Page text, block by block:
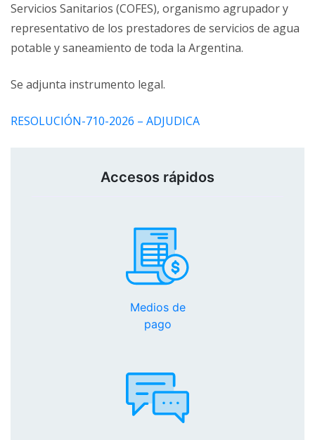
Servicios Sanitarios (COFES), organismo agrupador y
representativo de los prestadores de servicios de agua
potable y saneamiento de toda la Argentina.
Se adjunta instrumento legal.
RESOLUCIÓN-710-2026 – ADJUDICA
Accesos rápidos
Medios de
pago